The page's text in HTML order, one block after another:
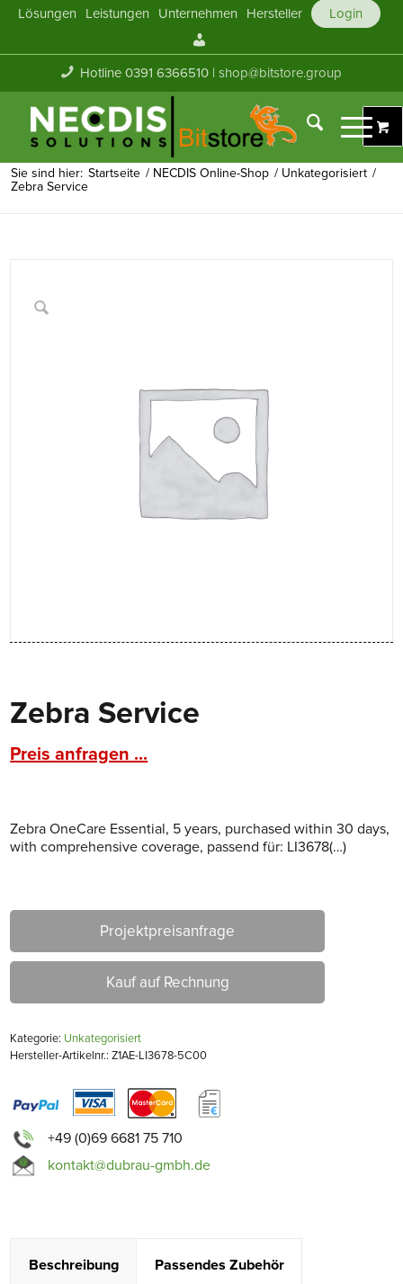
Lösungen Leistungen Unternehmen Hersteller
Login
Konto
Hotline 0391 6366510 |shop@bitstore.group
Sie sind hier: Startseite / NECDIS Online-Shop / Unkategorisiert /
Zebra Service
Zebra Service
Preis anfragen ...
Zebra OneCare Essential, 5 years, purchased within 30 days,
with comprehensive coverage, passend für: LI3678(…)
Projektpreisanfrage
Kauf auf Rechnung
Kategorie: Unkategorisiert
Hersteller-Artikelnr.: Z1AE-LI3678-5C00
+49 (0)69 6681 75 710
kontakt@dubrau-gmbh.de
Beschreibung Passendes Zubehör